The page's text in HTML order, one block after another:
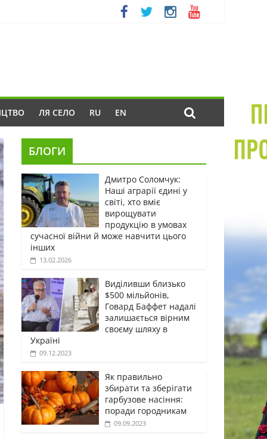
ЛЯ СЕЛО RU EN
БЛОГИ
Дмитро Соломчук:
Наші аграрії єдині у
світі, хто вміє
вирощувати
продукцію в умовах
сучасної війни й може навчити цього
інших
13.02.2026
Виділивши близько
$500 мільйонів,
Говард Баффет надалі
залишається вірним
своєму шляху в
Україні
09.12.2023
Як правильно
збирати та зберігати
гарбузове насіння:
поради городникам
09.09.2023